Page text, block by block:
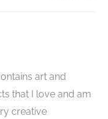
art and
that I love and am
creative